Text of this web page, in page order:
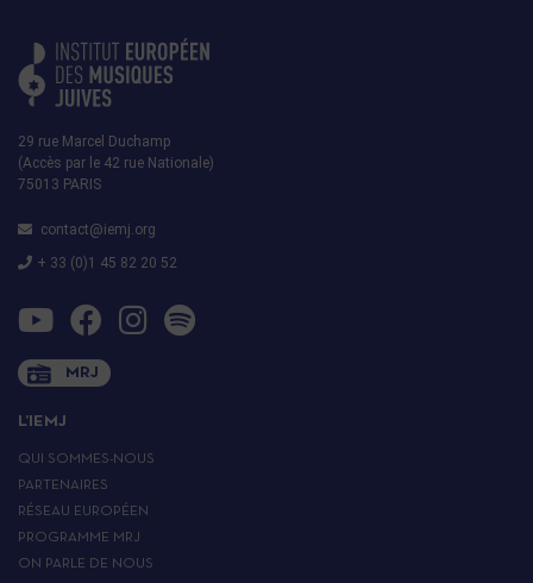
29 rue Marcel Duchamp
(Accès par le 42 rue Nationale)
75013 PARIS
contact@iemj.org
+ 33 (0)1 45 82 20 52
MRJ
L’IEMJ
QUI SOMMES-NOUS
PARTENAIRES
RÉSEAU EUROPÉEN
PROGRAMME MRJ
ON PARLE DE NOUS